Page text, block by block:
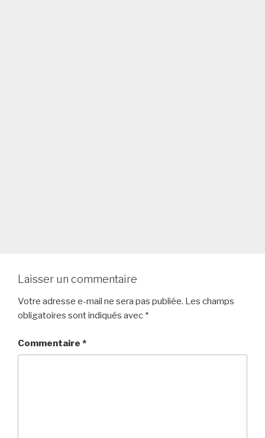
Laisser un commentaire
Votre adresse e-mail ne sera pas publiée. Les champs
obligatoires sont indiqués avec *
Commentaire *